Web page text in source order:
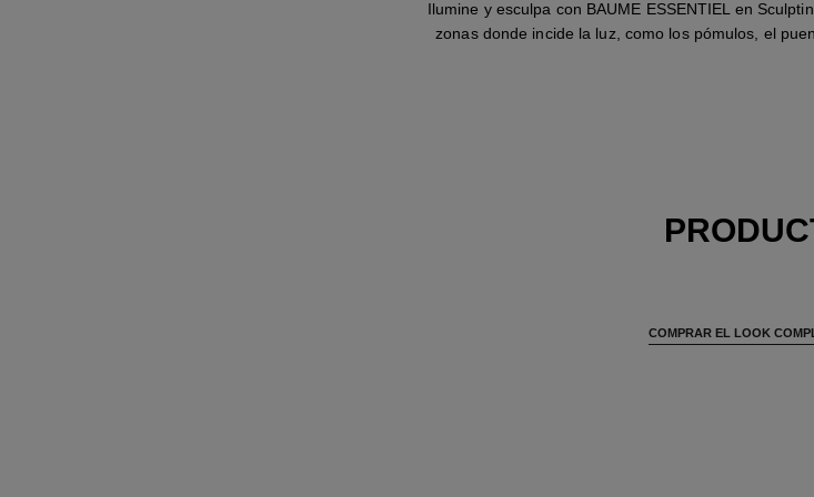
Ilumine y esculpa con BAUME ESSENTIEL en
zonas donde incide la luz, como los pómulos, el
COMPRAR EL LOOK